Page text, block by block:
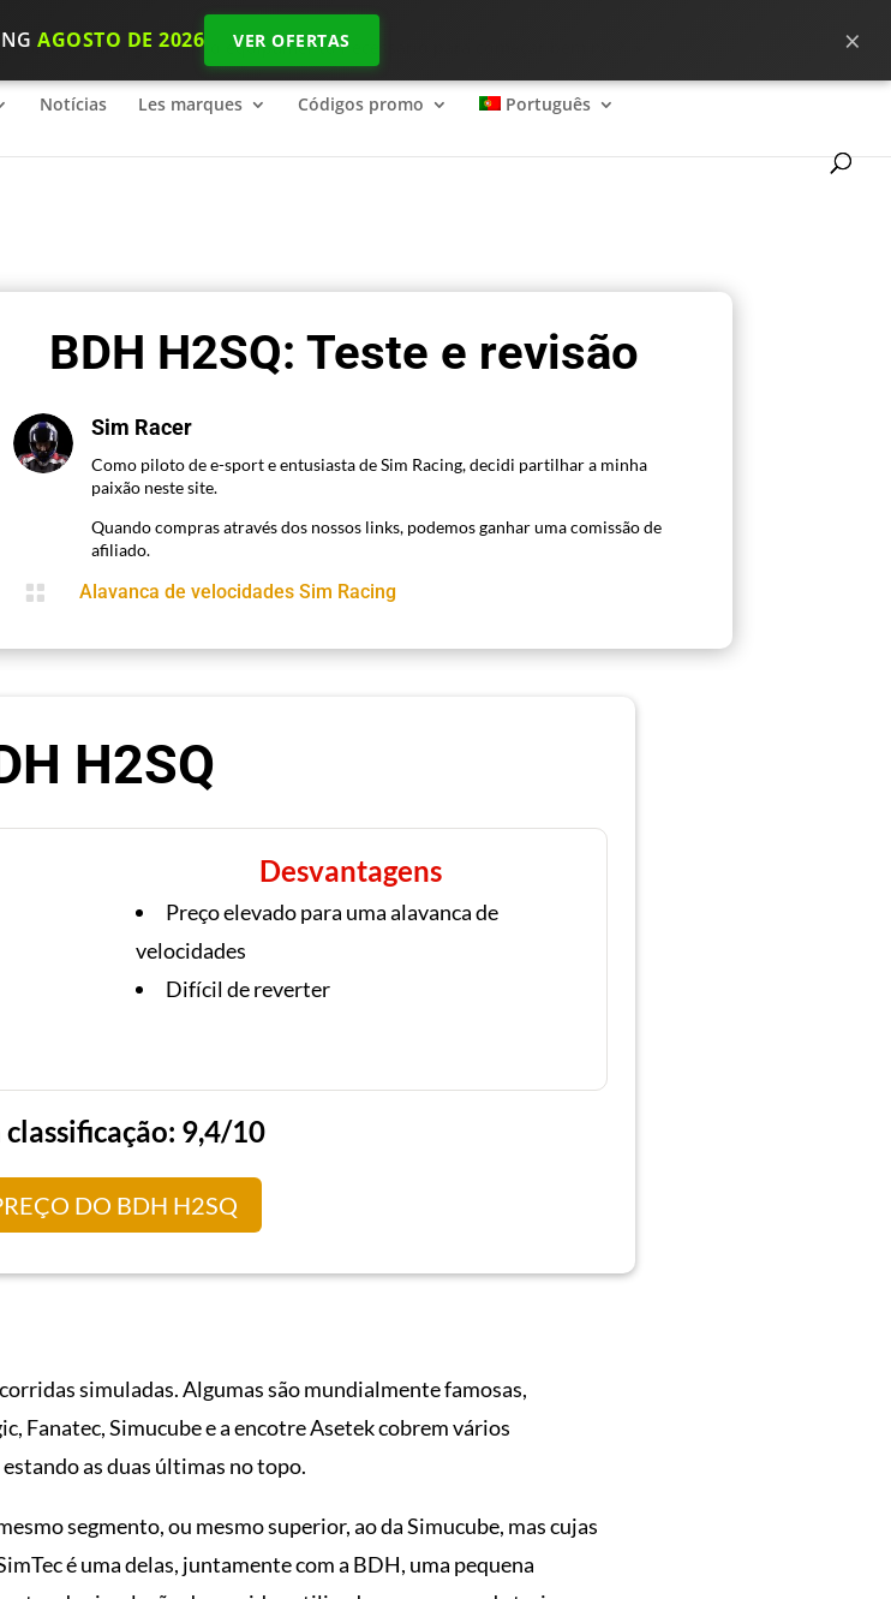
AGOSTO DE 2026 VER OFERTAS ×
2026 SimRacing: Qual é o equipamento necessário para começar bem no ?
Notícias Les marques Códigos promo Português
BDH H2SQ: Teste e revisão
Sim Racer
Como piloto de e-sport e entusiasta de Sim Racing, decidi partilhar a minha
paixão neste site.
Quando compras através dos nossos links, podemos ganhar uma comissão de
afiliado.
 Alavanca de velocidades Sim Racing
H2SQ
Desvantagens
Preço elevado para uma alavanca de
velocidades
Difícil de reverter
classificação: 9,4/10
DO BDH H2SQ
simuladas. Algumas são mundialmente famosas,
Fanatec, Simucube e a encotre Asetek cobrem vários
as duas últimas no topo.
segmento, ou mesmo superior, ao da Simucube, mas cujas
é uma delas, juntamente com a BDH, uma pequena